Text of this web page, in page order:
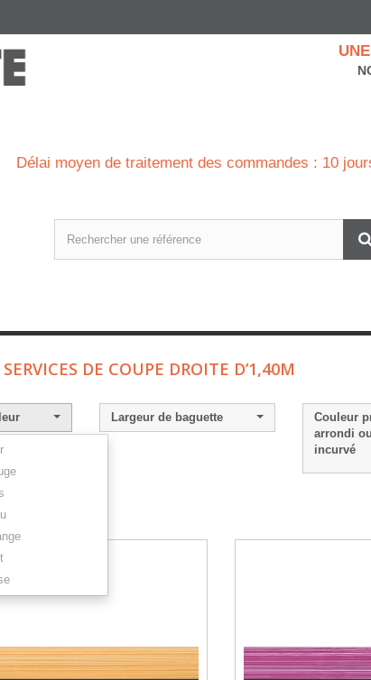
Délai moyen de traitement des commandes : 10
DE COUPE DROITE D’1,40M
Largeur de baguette
Couleur
arrondi ou
incurvé
1 - 9 sur 9.